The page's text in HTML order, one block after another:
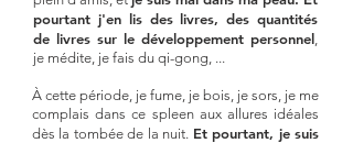
pourtant j'en lis des livres, des quantités
de livres sur le développement personnel,
je médite, je fais du qi-gong, ...
À cette période, je fume, je bois, je sors, je me
complais dans ce spleen aux allures idéales
dès la tombée de la nuit. Et pourtant, je suis